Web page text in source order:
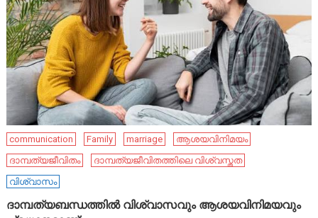
communication Family marriage
ആശയവിനിമയം
ദാമ്പത്യജീവിതം
ദാമ്പത്യജീവിതത്തിലെ വിശ്വസ്തത
വിശ്വാസം
ദാമ്പത്യബന്ധത്തിൽ വിശ്വാസവും ആശയവിനിമയവും